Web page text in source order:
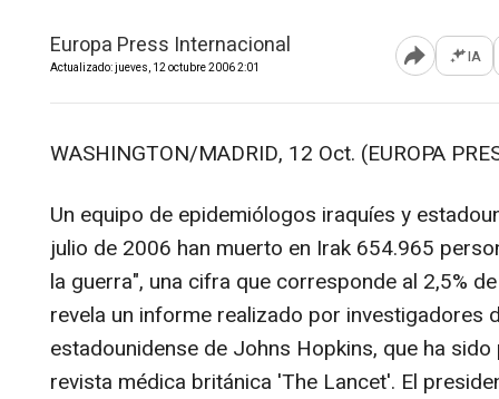
Europa Press Internacional
Actualizado: jueves, 12 octubre 2006 2:01 Abrir IA
WASHINGTON/MADRID, 12 Oct. (EUROPA
Un equipo de epidemiólogos iraquíes y
julio de 2006 han muerto en Irak 654.965
la guerra", una cifra que corresponde al 2,5%
revela un informe realizado por investigadores
estadounidense de Johns Hopkins, que ha
revista médica británica 'The Lancet'. El